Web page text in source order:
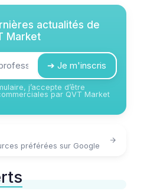
actualités de
Market
➔ Je m'inscris
j’accepte d’être
par QVT Market
préférées sur Google